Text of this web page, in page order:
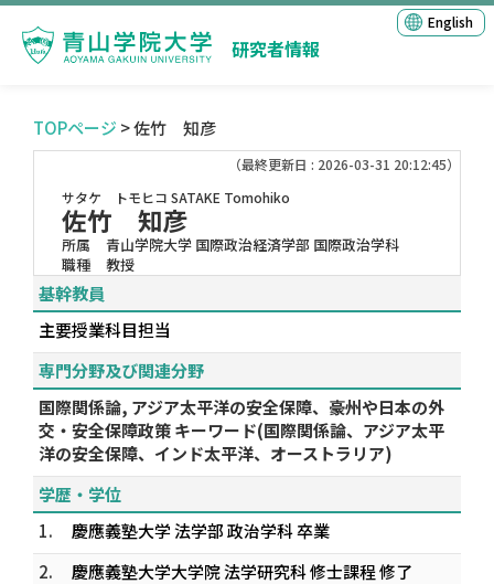
研究者情報
English
TOPページ > 佐竹 知彦
（最終更新日 : 2026-03-31 20:12:45）
サタケ トモヒコ SATAKE Tomohiko
佐竹 知彦
所属
青山学院大学 国際政治経済学部 国際政治学科
職種
教授
基幹教員
主要授業科目担当
専門分野及び関連分野
国際関係論, アジア太平洋の安全保障、豪州や日本の外
交・安全保障政策 キーワード(国際関係論、アジア太平
洋の安全保障、インド太平洋、オーストラリア)
学歴・学位
1.
慶應義塾大学 法学部 政治学科 卒業
2.
慶應義塾大学大学院 法学研究科 修士課程 修了